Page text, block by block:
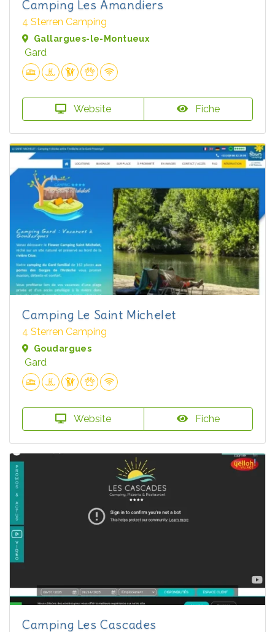
Camping Les Amandiers
4 Sterren Camping
Gallargues-le-Montueux
Gard
Website Fiche
Camping Le Saint Michelet
4 Sterren Camping
Goudargues
Gard
Website Fiche
Camping Les Cascades